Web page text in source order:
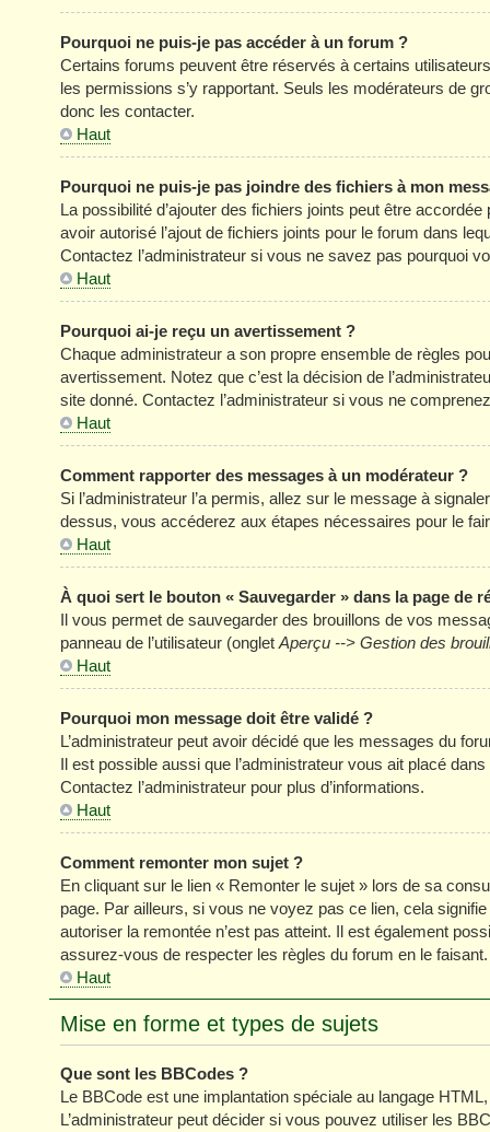
Pourquoi ne puis-je pas accéder à un forum ?
Certains forums peuvent être réservés à certains
les permissions s’y rapportant. Seuls les modérateurs de
donc les contacter.
Haut
Pourquoi ne puis-je pas joindre des fichiers à mon
La possibilité d’ajouter des fichiers joints peut être
avoir autorisé l’ajout de fichiers joints pour le forum dans
Contactez l’administrateur si vous ne savez pas pourquoi
Haut
Pourquoi ai-je reçu un avertissement ?
Chaque administrateur a son propre ensemble de règles
avertissement. Notez que c’est la décision de
site donné. Contactez l’administrateur si vous ne
Haut
Comment rapporter des messages à un modérateur ?
Si l’administrateur l’a permis, allez sur le message à
dessus, vous accéderez aux étapes nécessaires pour le
Haut
À quoi sert le bouton « Sauvegarder » dans la page de
Il vous permet de sauvegarder des brouillons de vos
panneau de l’utilisateur (onglet Aperçu --> Gestion des
Haut
Pourquoi mon message doit être validé ?
L’administrateur peut avoir décidé que les messages du
Il est possible aussi que l’administrateur vous ait placé
Contactez l’administrateur pour plus d’informations.
Haut
Comment remonter mon sujet ?
En cliquant sur le lien « Remonter le sujet » lors de sa
page. Par ailleurs, si vous ne voyez pas ce lien, cela
autoriser la remontée n’est pas atteint. Il est également
assurez-vous de respecter les règles du forum en le faisant.
Haut
Mise en forme et types de sujets
Que sont les BBCodes ?
Le BBCode est une implantation spéciale au langage
L’administrateur peut décider si vous pouvez utiliser les